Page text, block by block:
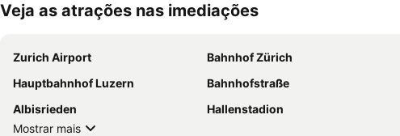
Veja as atrações nas imediações
Zurich Airport Bahnhof Zürich
Hauptbahnhof Luzern
Bahnhofstraße
Albisrieden
Hallenstadion
Mostrar mais